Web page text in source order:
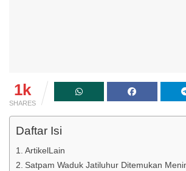
1k
SHARES
Daftar Isi
ArtikelLain
Satpam Waduk Jatiluhur Ditemukan